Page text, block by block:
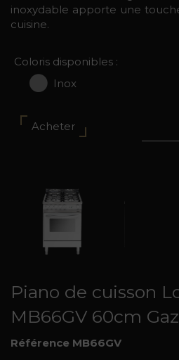
inoxydable apporte une
cuisine.
Coloris disponibles :
Inox
Acheter
Piano de cuisson
MB66GV 60cm Gaz
Référence MB66GV